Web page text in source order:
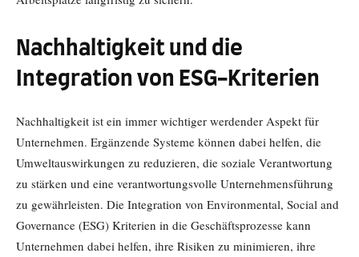
Nachhaltigkeit und die
Integration von ESG-Kriterien
Nachhaltigkeit ist ein immer wichtiger werdender Aspekt für
Unternehmen. Ergänzende Systeme können dabei helfen, die
Umweltauswirkungen zu reduzieren, die soziale Verantwortung
zu stärken und eine verantwortungsvolle Unternehmensführung
zu gewährleisten. Die Integration von Environmental, Social and
Governance (ESG) Kriterien in die Geschäftsprozesse kann
Unternehmen dabei helfen, ihre Risiken zu minimieren, ihre